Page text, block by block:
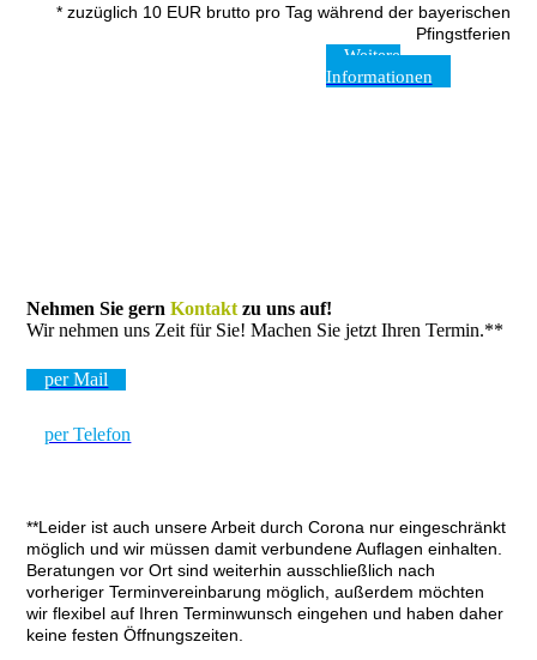
* zuzüglich 10 EUR brutto pro Tag während der bayerischen
Pfingstferien
Weitere
Informationen
Nehmen Sie gernKontakt zu uns auf!
Wir nehmen uns Zeit für Sie! Machen Sie jetzt Ihren Termin.**
per Mail
per Telefon
**Leider ist auch unsere Arbeit durch Corona nur eingeschränkt
möglich und wir müssen damit verbundene Auflagen einhalten.
Beratungen vor Ort sind weiterhin ausschließlich nach
vorheriger Terminvereinbarung möglich, außerdem möchten
wir flexibel auf Ihren Terminwunsch eingehen und haben daher
keine festen Öffnungszeiten.